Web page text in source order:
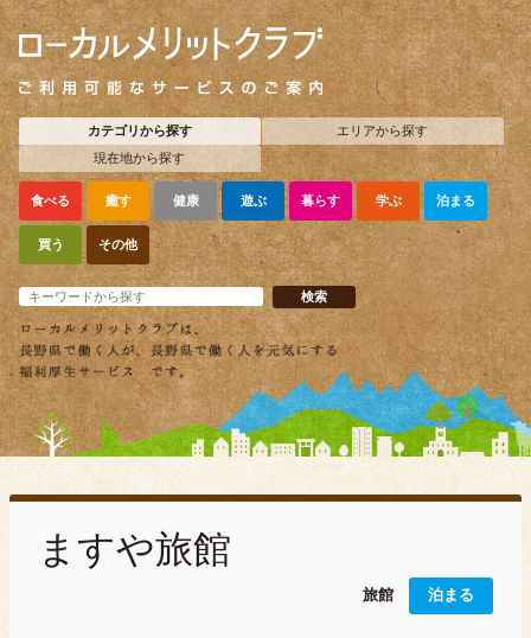
カテゴリから探す
エリアから探す
現在地から探す
食べる 癒す 健康 遊ぶ 暮らす 学ぶ 泊まる
買う その他
ますや旅館
泊まる
旅館